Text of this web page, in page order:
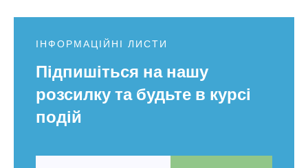
ІНФОРМАЦІЙНІ ЛИСТИ
Підпишіться на нашу
розсилку та будьте в курсі
подій